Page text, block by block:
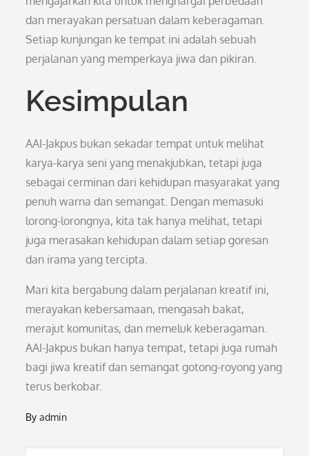
dan merayakan persatuan dalam keberagaman.
Setiap kunjungan ke tempat ini adalah sebuah
perjalanan yang memperkaya jiwa dan pikiran.
Kesimpulan
AAI-Jakpus bukan sekadar tempat untuk melihat
karya-karya seni yang menakjubkan, tetapi juga
sebagai cerminan dari kehidupan masyarakat yang
penuh warna dan semangat. Dengan memasuki
lorong-lorongnya, kita tak hanya melihat, tetapi
juga merasakan kehidupan dalam setiap goresan
dan irama yang tercipta.
Mari kita bergabung dalam perjalanan kreatif ini,
merayakan kebersamaan, mengasah bakat,
merajut komunitas, dan memeluk keberagaman.
AAI-Jakpus bukan hanya tempat, tetapi juga rumah
bagi jiwa kreatif dan semangat gotong-royong yang
terus berkobar.
Byadmin